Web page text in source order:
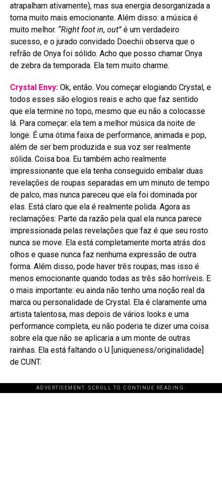
atrapalham ativamente), mas sua energia desorganizada a
torna muito mais emocionante. Além disso: a música é
muito melhor. “Right foot in, out”é um verdadeiro
sucesso, e o jurado convidado Doechii observa que o
refrão de Onya foi sólido. Acho que posso chamar Onya
de zebra da temporada. Ela tem muito charme.
Crystal Envy: Ok, então. Vou começar elogiando Crystal, e
todos esses são elogios reais e acho que faz sentido
que ela termine no topo, mesmo que eu não a colocasse
lá. Para começar: ela tem a melhor música da noite de
longe. É uma ótima faixa de performance, animada e pop,
além de ser bem produzida e sua voz ser realmente
sólida. Coisa boa. Eu também acho realmente
impressionante que ela tenha conseguido embalar duas
revelações de roupas separadas em um minuto de tempo
de palco, mas nunca pareceu que ela foi dominada por
elas. Está claro que ela é realmente polida. Agora as
reclamações: Parte da razão pela qual ela nunca parece
impressionada pelas revelações que faz é que seu rosto
nunca se move. Ela está completamente morta atrás dos
olhos e quase nunca faz nenhuma expressão de outra
forma. Além disso, pode haver três roupas, mas isso é
menos emocionante quando todas as três são horríveis. E
o mais importante: eu ainda não tenho uma noção real da
marca ou personalidade de Crystal. Ela é claramente uma
artista talentosa, mas depois de vários looks e uma
performance completa, eu não poderia te dizer uma coisa
sobre ela que não se aplicaria a um monte de outras
rainhas. Ela está faltando o U [uniqueness/originalidade]
de CUNT.
ADVERTISEMENT. SCROLL TO CONTINUE READING.